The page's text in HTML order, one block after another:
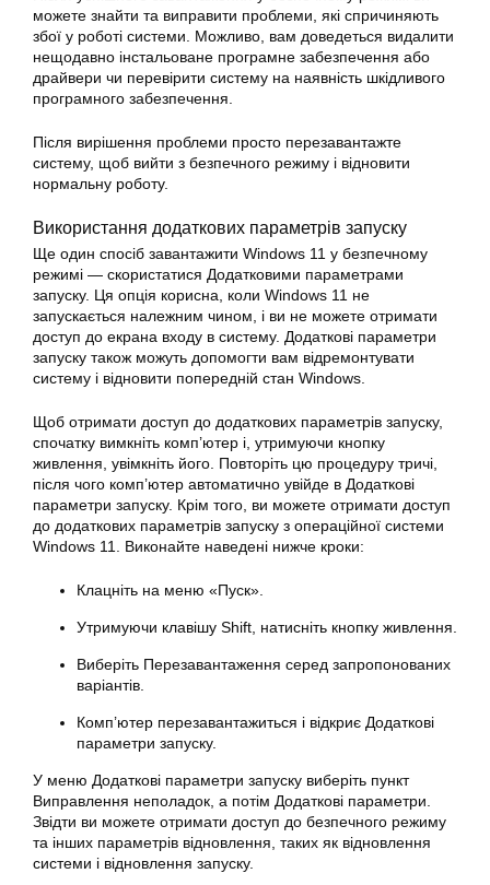
можете знайти та виправити проблеми, які спричиняють
збої у роботі системи. Можливо, вам доведеться видалити
нещодавно інстальоване програмне забезпечення або
драйвери чи перевірити систему на наявність шкідливого
програмного забезпечення.
Після вирішення проблеми просто перезавантажте
систему, щоб вийти з безпечного режиму і відновити
нормальну роботу.
Використання додаткових параметрів запуску
Ще один спосіб завантажити Windows 11 у безпечному
режимі — скористатися Додатковими параметрами
запуску. Ця опція корисна, коли Windows 11 не
запускається належним чином, і ви не можете отримати
доступ до екрана входу в систему. Додаткові параметри
запуску також можуть допомогти вам відремонтувати
систему і відновити попередній стан Windows.
Щоб отримати доступ до додаткових параметрів запуску,
спочатку вимкніть комп’ютер і, утримуючи кнопку
живлення, увімкніть його. Повторіть цю процедуру тричі,
після чого комп’ютер автоматично увійде в Додаткові
параметри запуску. Крім того, ви можете отримати доступ
до додаткових параметрів запуску з операційної системи
Windows 11. Виконайте наведені нижче кроки:
Клацніть на меню «Пуск».
Утримуючи клавішу Shift, натисніть кнопку живлення.
Виберіть Перезавантаження серед запропонованих
варіантів.
Комп’ютер перезавантажиться і відкриє Додаткові
параметри запуску.
У меню Додаткові параметри запуску виберіть пункт
Виправлення неполадок, а потім Додаткові параметри.
Звідти ви можете отримати доступ до безпечного режиму
та інших параметрів відновлення, таких як відновлення
системи і відновлення запуску.